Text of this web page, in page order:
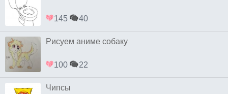
145 40
Рисуем аниме собаку
100 22
Чипсы